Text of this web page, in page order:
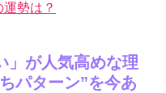
勢は？
」が人気高めな理
パターン”を今あ